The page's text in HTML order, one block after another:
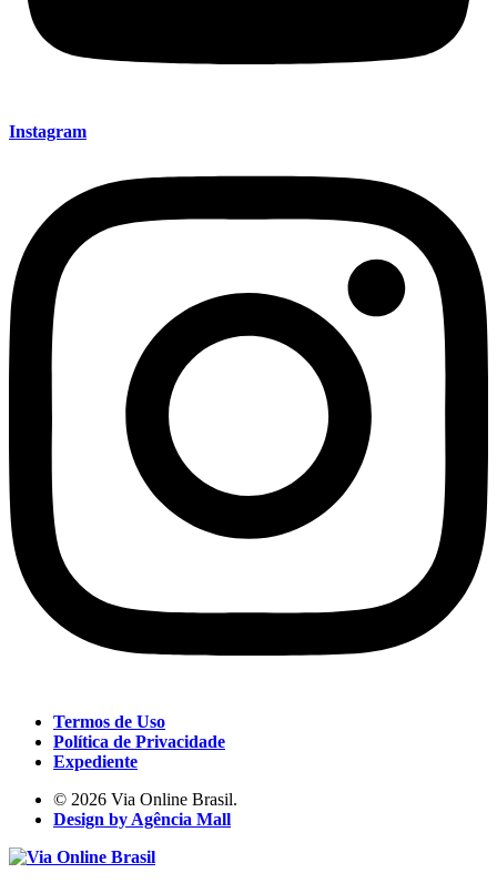
Instagram
Termos de Uso
Política de Privacidade
Expediente
© 2026 Via Online Brasil.
Design by Agência Mall